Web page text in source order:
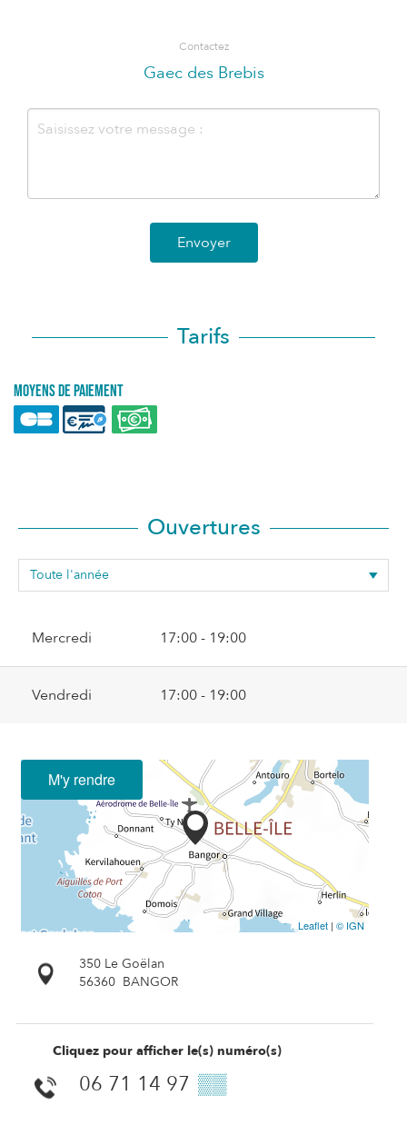
Contactez
Gaec des Brebis
Envoyer
Tarifs
Moyens de paiement
Ouvertures
Mercredi 17:00 - 19:00
Vendredi 17:00 - 19:00
M'y rendre
Leaflet | © IGN
350 Le Goëlan
56360 BANGOR
Cliquez pour afficher le(s) numéro(s)
06 71 14 97 ▒▒